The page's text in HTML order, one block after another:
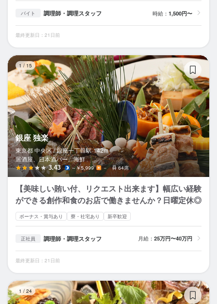
バイト 調理師・調理スタッフ 時給： 1,500円〜
最終更新日：21日前
1 / 15
銀座 独楽
東京都 中央区 / 銀座一丁目駅 142m
居酒屋、日本酒バー、海鮮
3.43 ～￥5,999 － 64席
【美味しい賄い付、リクエスト出来ます】幅広い経験
ができる創作和食のお店で働きませんか？日曜定休◎
ボーナス・賞与あり 寮・社宅あり 新卒歓迎
正社員 調理師・調理スタッフ 月給： 25万円〜40万円
最終更新日：21日前
1 /24